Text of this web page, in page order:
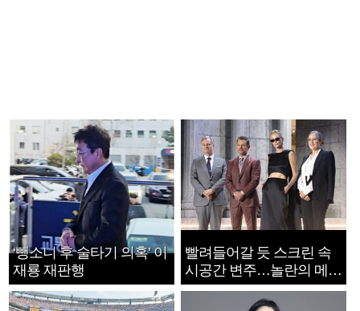
‘뺑소니 후 술타기 의혹’ 이
재룡 재판행
빨려들어갈 듯 스크린 속
시공간 변주…놀란의 메시
지는 ‘전쟁 속죄’